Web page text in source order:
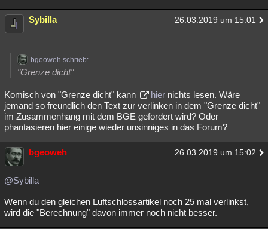
Sybilla 26.03.2019 um 15:01
bgeoweh schrieb:
"Grenze dicht"
Komisch von "Grenze dicht" kann hier nichts lesen. Wäre
jemand so freundlich den Text zur verlinken in dem "Grenze dicht"
im Zusammenhang mit dem BGE gefordert wird? Oder
phantasieren hier einige wieder unsinniges in das Forum?
bgeoweh 26.03.2019 um 15:02
@Sybilla
Wenn du den gleichen Luftschlossartikel noch 25 mal verlinkst,
wird die "Berechnung" davon immer noch nicht besser.